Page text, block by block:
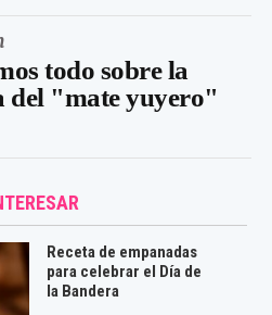
todo sobre la
del "mate yuyero"
Receta de empanadas
para celebrar el Día de
la Bandera